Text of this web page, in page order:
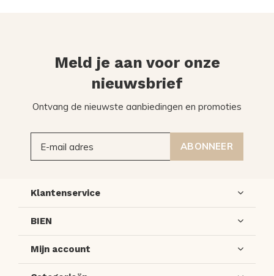
Meld je aan voor onze
nieuwsbrief
Ontvang de nieuwste aanbiedingen en promoties
ABONNEER
Klantenservice
BIEN
Mijn account